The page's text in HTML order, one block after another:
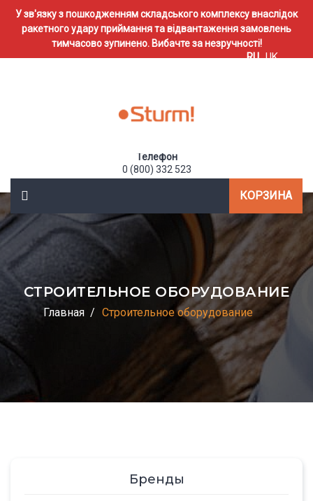
У зв'язку з пошкодженням складського комплексу внаслідок
ракетного удару приймання та відвантаження замовлень
тимчасово зупинено. Вибачте за незручності!
Телефон
0 (800) 332 523
КОРЗИНА
СТРОИТЕЛЬНОЕ ОБОРУДОВАНИЕ
Главная Строительное оборудование
Бренды
RU UK